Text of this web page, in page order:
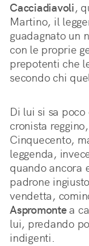
Cacciadiavoli,
Martino, il
guadagnato un
con le proprie
prepotenti che
secondo chi
Di lui si sa
cronista
Cinquecento,
leggenda,
quando ancora
padrone
Aspromonte a
lui, predando
indigenti.